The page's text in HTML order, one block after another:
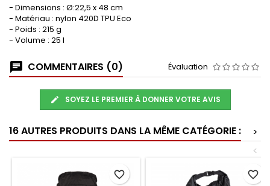
- Dimensions : Ø:22,5 x 48 cm
- Matériau : nylon 420D TPU Eco
- Poids : 215 g
- Volume : 25 l
COMMENTAIRES (0) Évaluation
SOYEZ LE PREMIER À DONNER VOTRE AVIS
16 AUTRES PRODUITS DANS LA MÊME CATÉGORIE :
>
<
favorite_border favorite_border